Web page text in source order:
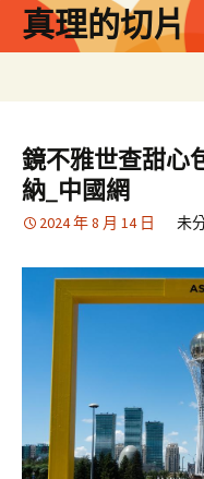
真理的切片
鏡不雅世查甜心
納_中國網
2024 年 8 月 14 日 未